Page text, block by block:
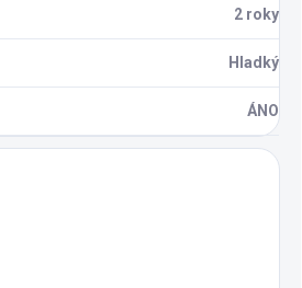
2 roky
Hladký
ÁNO